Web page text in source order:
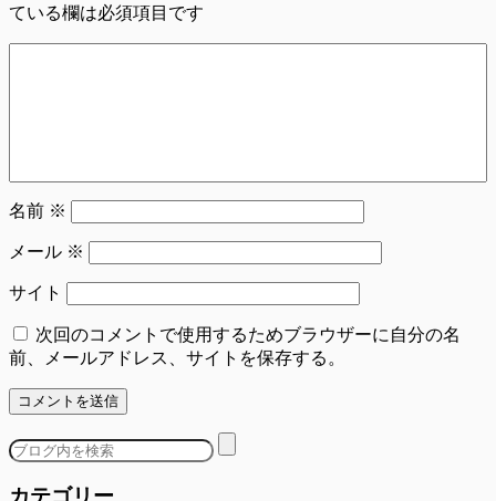
ている欄は必須項目です
名前 ※
メール ※
サイト
次回のコメントで使用するためブラウザーに自分の名
前、メールアドレス、サイトを保存する。